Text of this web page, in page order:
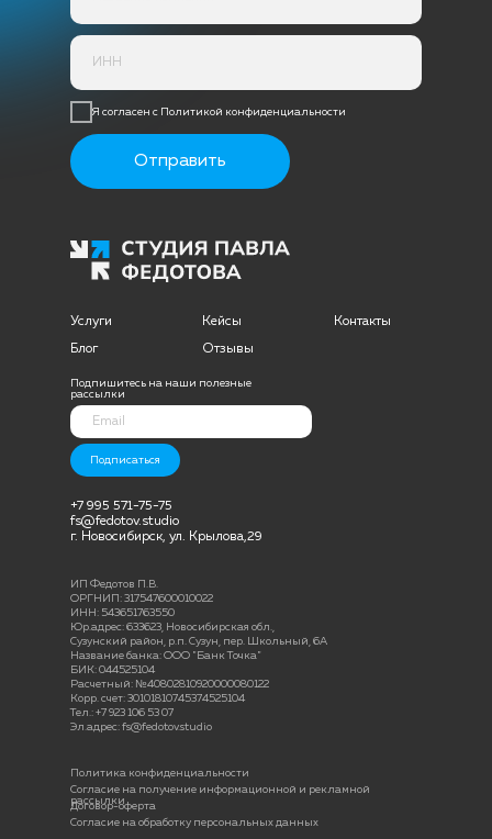
Я согласен с Политикой конфиденциальности
Отправить
Политика конфиденциальности
Договор-оферта
Согласие на обработку персональных данных
Согласие на получение информационной и рекламной
рассылки
Услуги Кейсы
+7 995 571-75-75
fs@fedotov.studio
г. Новосибирск, ул. Крылова,29
Отзывы
Блог
Контакты
ИП Федотов П.В.
ОРГНИП: 317547600010022
ИНН: 543651763550
Юр.адрес: 633623, Новосибирская обл.,
Сузунский район, р.п. Сузун, пер. Школьный, 6А
Название банка: ООО "Банк Точка"
БИК: 044525104
Расчетный: №40802810920000080122
Корр. счет: 30101810745374525104
Тел.: +7 923 106 53 07
Эл.адрес: fs@fedotov.studio
Подпишитесь на наши полезные
рассылки
Подписаться